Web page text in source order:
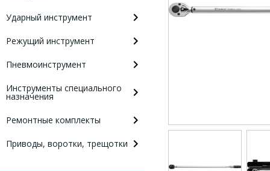
Ударный инструмент
Режущий инструмент
Пневмоинструмент
Инструменты специального
назначения
Ремонтные комплекты
Приводы, воротки, трещотки